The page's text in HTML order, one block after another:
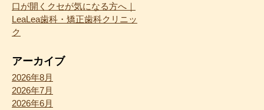
口が開くクセが気になる方へ｜
LeaLea歯科・矯正歯科クリニッ
ク
アーカイブ
2026年8月
2026年7月
2026年6月